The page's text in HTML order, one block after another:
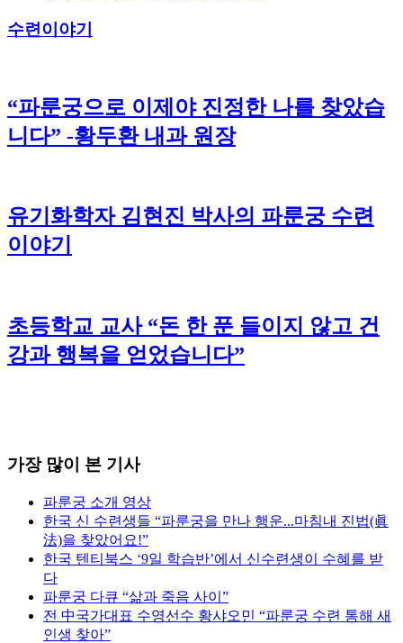
수련이야기
“파룬궁으로 이제야 진정한 나를 찾았습
니다” -황두환 내과 원장
유기화학자 김현진 박사의 파룬궁 수련
이야기
초등학교 교사 “돈 한 푼 들이지 않고 건
강과 행복을 얻었습니다”
가장 많이 본 기사
파룬궁 소개 영상
한국 신 수련생들 “파룬궁을 만나 행운...마침내 진법(眞
法)을 찾았어요!”
한국 텐티북스 ‘9일 학습반’에서 신수련생이 수혜를 받
다
파룬궁 다큐 “삶과 죽음 사이”
전 中국가대표 수영선수 황샤오민 “파룬궁 수련 통해 새
인생 찾아”